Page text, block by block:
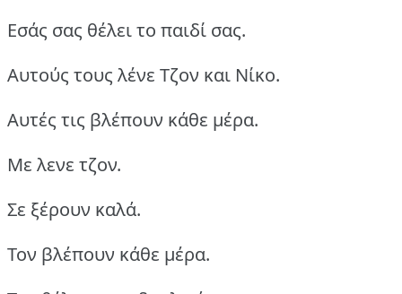
Εσάς σας θέλει το παιδί σας.
Αυτούς τους λένε Τζον και Νίκο.
Αυτές τις βλέπουν κάθε μέρα.
Με λενε τζον.
Σε ξέρουν καλά.
Τον βλέπουν κάθε μέρα.